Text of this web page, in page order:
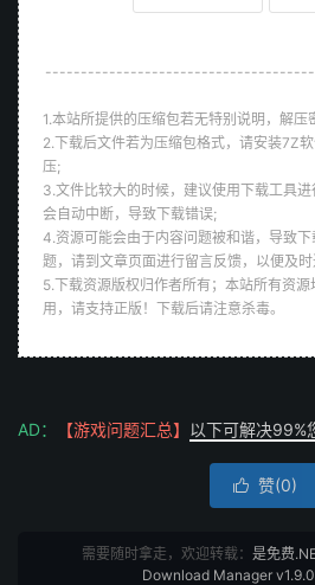
1.本站所提供的压缩包若无特别说明，解
2.下载后文件若为压缩包格式，请安装7Z
压;
3.文件比较大的时候，建议使用下载工具
会自动中断，导致下载错误;
4.资源可能会由于内容问题被和谐，导致
题，请到文章页面进行留言反馈，以便及
5.下载资源版权归作者所有；本站所有资
用，请支持正版！下载后请注意杀毒。
AD： 【游戏问题汇总】 以下可解决
 赞(0)
需要随时拿走，欢迎转载： 是免费
Download Manager